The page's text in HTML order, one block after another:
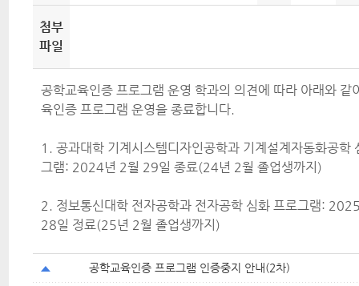
첨부
파일
공학교육인증 프로그램 운영 학과의 의견에 따라 아래와 같
육인증 프로그램 운영을 종료합니다.
1. 공과대학 기계시스템디자인공학과 기계설계자동화공학
그램: 2024년 2월 29일 종료(24년 2월 졸업생까지)
2. 정보통신대학 전자공학과 전자공학 심화 프로그램:
28일 정료(25년 2월 졸업생까지)
공학교육인증 프로그램 인증중지 안내(2차)